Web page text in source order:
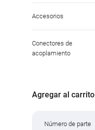
Accesorios
Conectores de
acoplamiento
Agregar al carrito
Número de parte